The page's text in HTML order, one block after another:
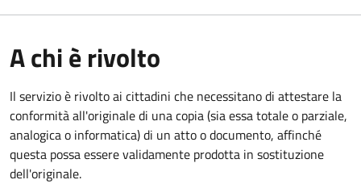
A chi è rivolto
Il servizio è rivolto ai cittadini che necessitano di attestare la
conformità all'originale di una copia (sia essa totale o parziale,
analogica o informatica) di un atto o documento, affinché
questa possa essere validamente prodotta in sostituzione
dell'originale.